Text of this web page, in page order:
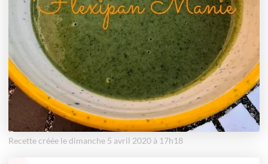
Recette créée le dimanche 5 avril 2020 à 17h18